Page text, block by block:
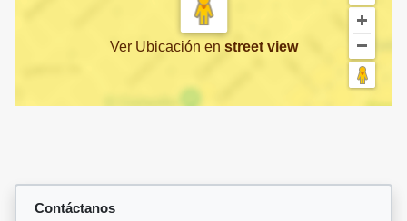
Ver Ubicación en street view
Contáctanos